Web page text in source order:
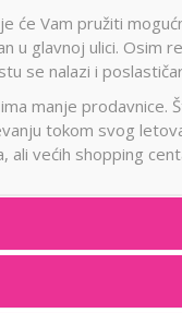
će Vam pružiti
u glavnoj ulici. Osim
se nalazi i
manje
tokom svog
ali većih shopping